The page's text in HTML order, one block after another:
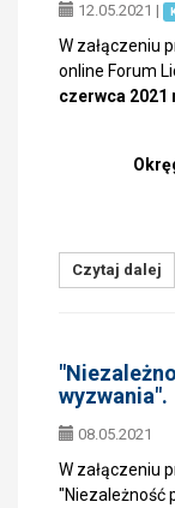
12.05.2021 |
W załączeniu
online Forum
czerwca 2021
Czytaj dalej
wyzwania".
08.05.2021
W załączeniu
"Niezależność